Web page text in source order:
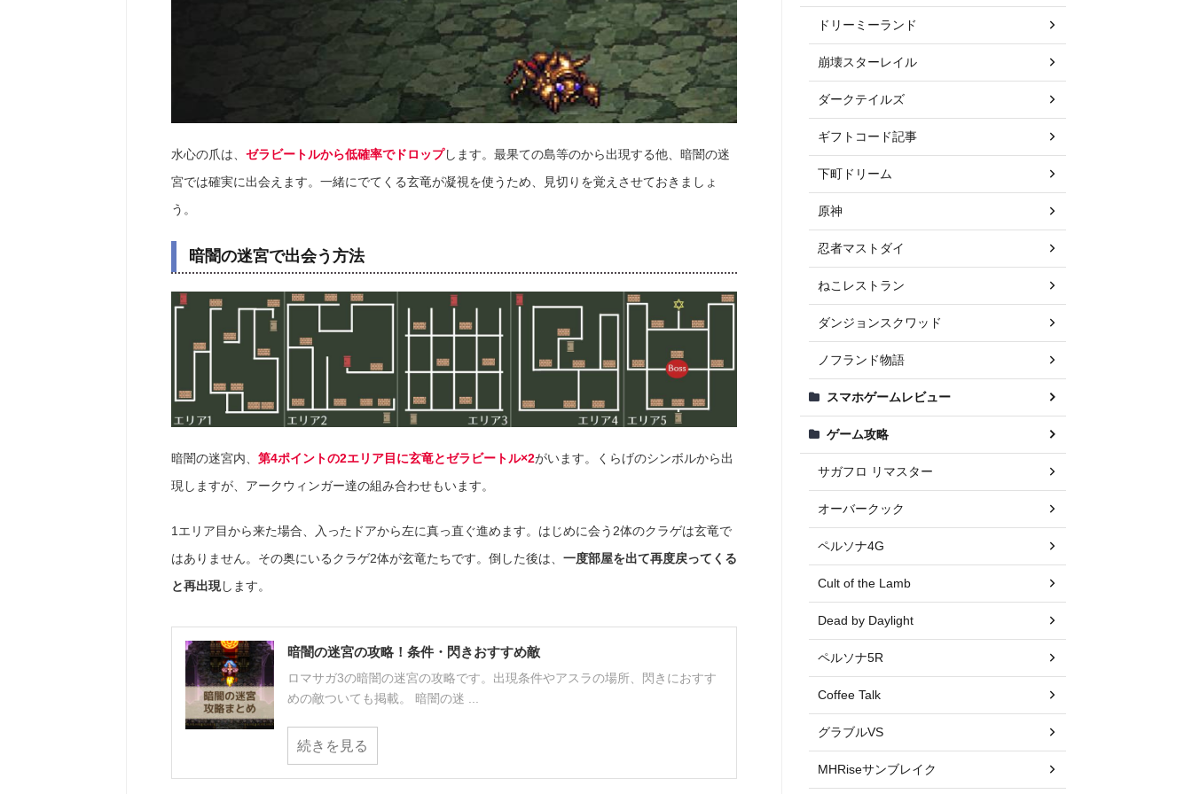
水心の爪は、 ゼラビートルから低確率でドロップします。最果ての島等のから出現する他、暗闇の迷
宮では確実に出会えます。一緒にでてくる玄竜が凝視を使うため、見切りを覚えさせておきましょ
う。
暗闇の迷宮で出会う方法
暗闇の迷宮内、 第4ポイントの2エリア目に玄竜とゼラビートル×2がいます。くらげのシンボルから出
現しますが、アークウィンガー達の組み合わせもいます。
1エリア目から来た場合、入ったドアから左に真っ直ぐ進めます。はじめに会う2体のクラゲは玄竜で
はありません。その奥にいるクラゲ2体が玄竜たちです。倒した後は、 一度部屋を出て再度戻ってくる
と再出現します。
暗闇の迷宮の攻略！条件・閃きおすすめ敵
ロマサガ3の暗闇の迷宮の攻略です。出現条件やアスラの場所、閃きにおすす
めの敵ついても掲載。 暗闇の迷 ...
続きを見る
ドリーミーランド
崩壊スターレイル
ダークテイルズ
ギフトコード記事
下町ドリーム
原神
忍者マストダイ
ねこレストラン
ダンジョンスクワッド
ノフランド物語
スマホゲームレビュー
ゲーム攻略
サガフロ リマスター
オーバークック
ペルソナ4G
Cult of the Lamb
Dead by Daylight
ペルソナ5R
Coffee Talk
グラブルVS
MHRiseサンブレイク